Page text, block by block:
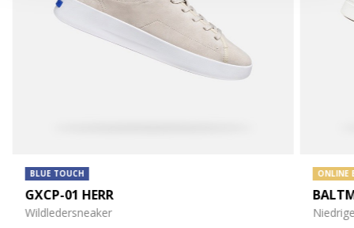
BLUE TOUCH
GXCP-01 HERR
Wildledersneaker
ONLINE